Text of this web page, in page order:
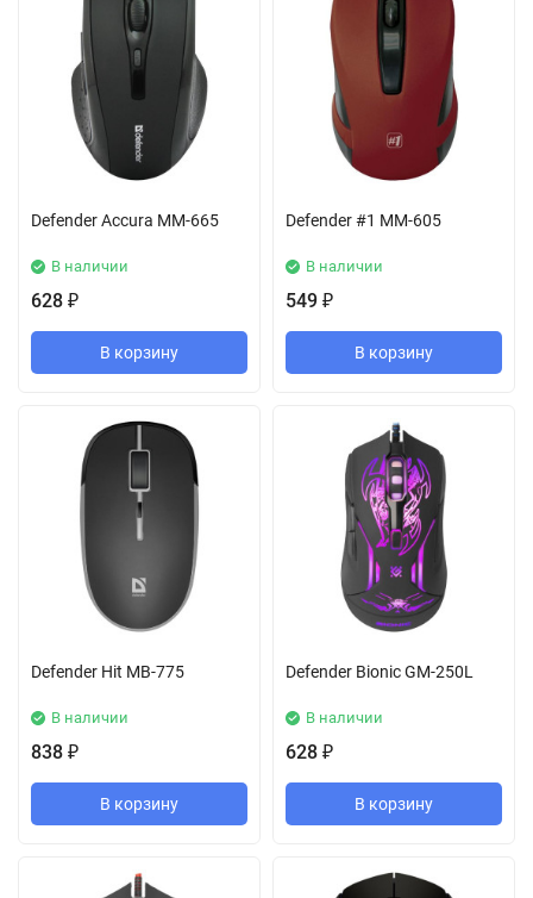
Defender Accura MM-665
В наличии
628 ₽
В корзину
Defender #1 MM-605
В наличии
549 ₽
В корзину
Defender Hit MB-775
В наличии
838 ₽
В корзину
Defender Bionic GM-250L
В наличии
628 ₽
В корзину